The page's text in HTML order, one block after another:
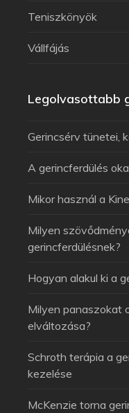
Teniszkönyök
Vállfájás
Legolvasottabb
Gerincsérv tünetei,
A gerincferdülés
Mikor használ a
Milyen
gerincferdülésnek?
Hogyan alakul ki a
Milyen panaszokat
elváltozása?
Schroth terápia a
kezelése
McKenzie torna